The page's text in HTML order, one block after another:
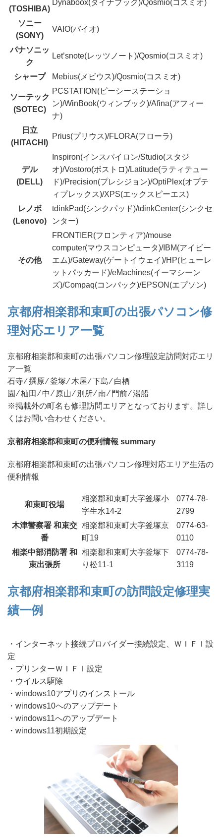
(TOSHIBA)
Dynaboox(ダイナブック)/Qosmio(コスミオ)
ソニー
(SONY)
VAIO(バイオ)
パナソニッ
ク
Let’snote(レッツノート)/Qosmio(コスミオ)
シャープ Mebius(メビウス)/Qosmio(コスミオ)
ソーテック
(SOTEC)
PCSTATION(ピーシーステーショ
ン)/WinBook(ウィンブック)/Afina(アフィー
ナ)
日立
(HITACHI)
Prius(プリウス)/FLORA(フローラ)
デル
(DELL)
Inspiron(インスパイロン/Studio(スタジ
オ)/Vostoro(ボストロ)/Latitude(ラティテュー
ド)/Precision(プレシジョン)/OptiPlex(オプテ
ィプレックス)/XPS(エックスピーエス)
レノボ
(Lenovo)
tdinkPad(シンクパッド)/tdinkCenter(シンクセ
ンター)
その他
FRONTIER(フロンティア)/mouse
computer(マウスコンピュータ)/IBM(アイビー
エム)/Gateway(ゲートイウェイ)/HP(ヒューレ
ットパッカード)/eMachines(イーマシーン
ズ)/Compaq(コンパック)/EPSON(エプソン)
京都府相楽郡和束町の出張パソコン修
理対応エリア一覧
京都府相楽郡和束町の出張パソコン修理設定訪問対応エリ
ア一覧
石寺 ⁄ 撰原 ⁄ 釜塚 ⁄ 木屋 ⁄ 下島 ⁄ 白栖
園 ⁄ 杣田 ⁄ 中 ⁄ 原山 ⁄ 別所 ⁄ 南 ⁄ 門前 ⁄ 湯船
※掲載外の町名も修理訪問エリアとなっております。詳し
くはお問い合わせください。
京都府相楽郡和束町の便利情報 summary
京都府相楽郡和束町の出張パソコン修理対応エリア生活の
便利情報
和束町役場
相楽郡和束町大字釜塚小
字生水14-2
0774-78-
2799
木津警察署 和束交
番
相楽郡和束町大字釜塚京
町19
0774-63-
0110
相楽中部消防署 和
束出張所
相楽郡和束町大字釜塚下
り松11-1
0774-78-
3119
京都府相楽郡和束町の訪問設定修理実
績一例
・インターネット接続プロバイダー接続設定、ＷＩＦＩ設
定
・プリンターＷＩＦＩ設定
・ウイルス駆除
・windows10アプリのインストール
・windows10へのアップデート
・windows11へのアップデート
・windows11初期設定